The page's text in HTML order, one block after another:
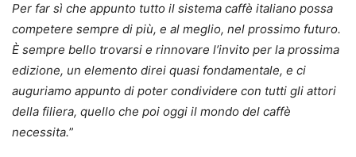
Per far sì che appunto tutto il sistema caffè italiano possa
competere sempre di più, e al meglio, nel prossimo futuro.
È sempre bello trovarsi e rinnovare l’invito per la prossima
edizione, un elemento direi quasi fondamentale, e ci
auguriamo appunto di poter condividere con tutti gli attori
della filiera, quello che poi oggi il mondo del caffè
necessita.”